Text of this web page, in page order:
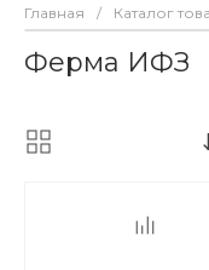
Главная / Каталог
Ферма ИФЗ